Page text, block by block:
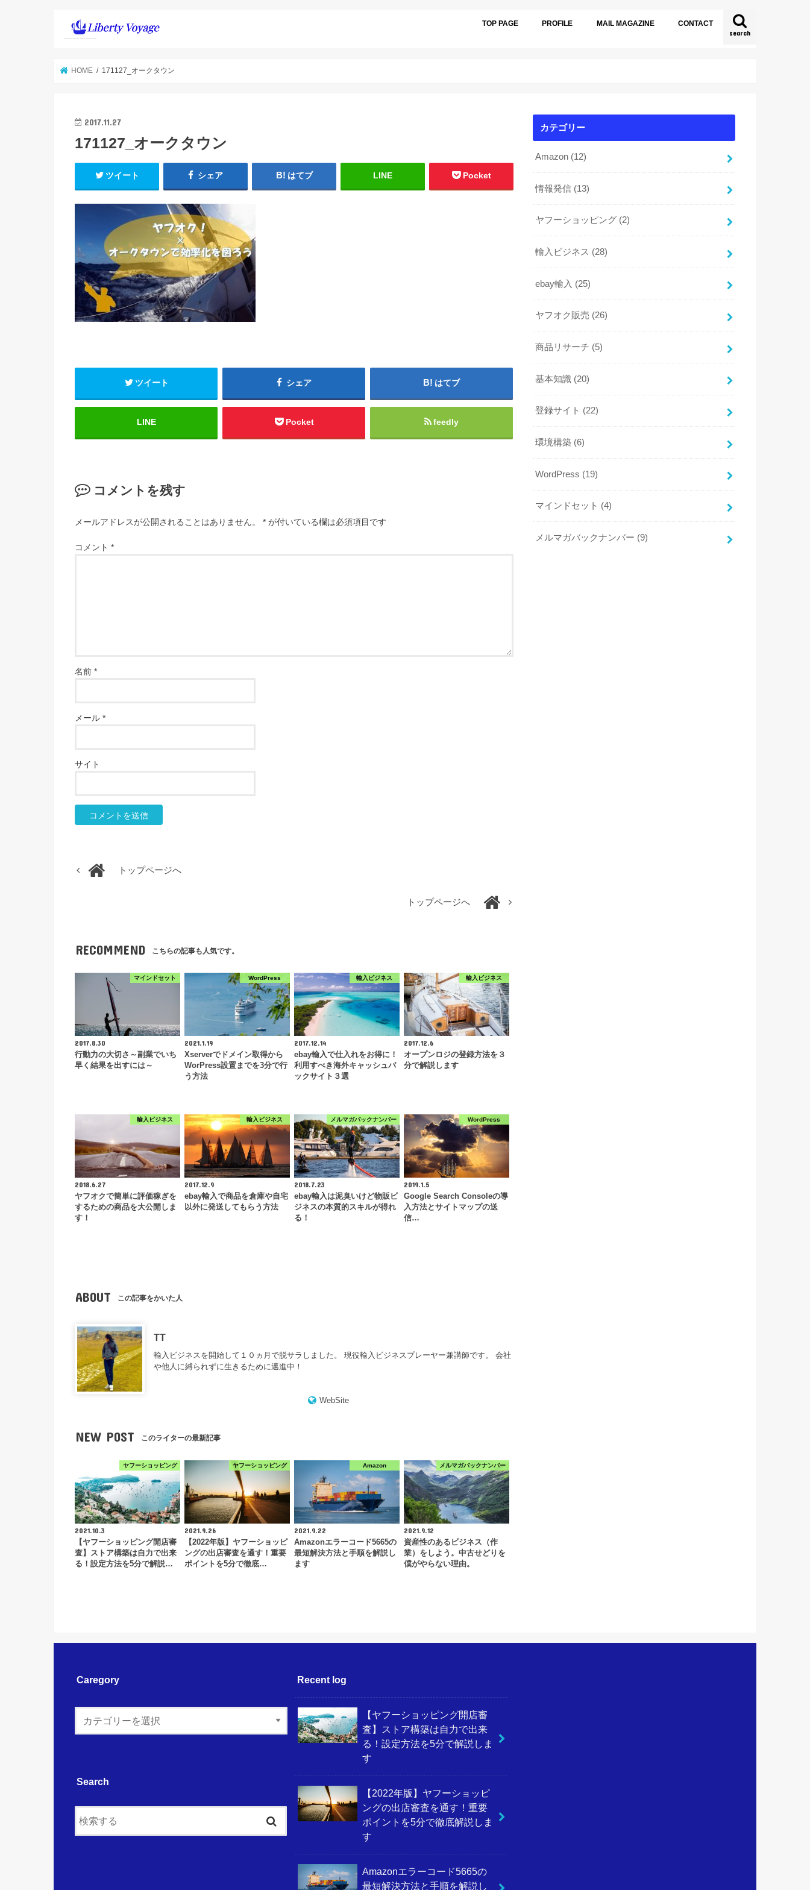
search
TOP PAGE PROFILE MAIL MAGAZINE CONTACT
HOME 171127_オークタウン
2017.11.27
171127_オークタウン
ツイート シェア はてブ LINE Pocket
ツイート シェア はてブ
LINE Pocket feedly
コメントを残す
メールアドレスが公開されることはありません。 * が付いている欄は必須項目です
コメント *
名前 *
メール *
サイト
トップページへ
トップページへ
RECOMMEND こちらの記事も人気です。
マインドセット
2017.8.30
行動力の大切さ～副業でいち
早く結果を出すには～
WordPress
2021.1.19
Xserverでドメイン取得から
WorPress設置までを3分で行
う方法
輸入ビジネス
2017.12.14
ebay輸入で仕入れをお得に！
利用すべき海外キャッシュバ
ックサイト３選
輸入ビジネス
2017.12.6
オープンロジの登録方法を３
分で解説します
輸入ビジネス
2018.6.27
ヤフオクで簡単に評価稼ぎを
するための商品を大公開しま
す！
輸入ビジネス
2017.12.9
ebay輸入で商品を倉庫や自宅
以外に発送してもらう方法
メルマガバックナンバー
2018.7.23
ebay輸入は泥臭いけど物販ビ
ジネスの本質的スキルが得れ
る！
WordPress
2019.1.5
Google Search Consoleの導
入方法とサイトマップの送
信…
ABOUT この記事をかいた人
TT
輸入ビジネスを開始して１０ヵ月で脱サラしました。 現役輸入ビジネスプレーヤー兼講師です。 会社
や他人に縛られずに生きるために邁進中！
WebSite
NEW POST このライターの最新記事
ヤフーショッピング
2021.10.3
【ヤフーショッピング開店審
査】ストア構築は自力で出来
る！設定方法を5分で解説…
ヤフーショッピング
2021.9.26
【2022年版】ヤフーショッピ
ングの出店審査を通す！重要
ポイントを5分で徹底…
Amazon
2021.9.22
Amazonエラーコード5665の
最短解決方法と手順を解説し
ます
メルマガバックナンバー
2021.9.12
資産性のあるビジネス（作
業）をしよう。中古せどりを
僕がやらない理由。
カテゴリー
Amazon (12)
情報発信 (13)
ヤフーショッピング (2)
輸入ビジネス (28)
ebay輸入 (25)
ヤフオク販売 (26)
商品リサーチ (5)
基本知識 (20)
登録サイト (22)
環境構築 (6)
WordPress (19)
マインドセット (4)
メルマガバックナンバー (9)
Caregory
Search
Recent log
【ヤフーショッピング開店審
査】ストア構築は自力で出来
る！設定方法を5分で解説しま
す
【2022年版】ヤフーショッピ
ングの出店審査を通す！重要
ポイントを5分で徹底解説しま
す
Amazonエラーコード5665の
最短解決方法と手順を解説し